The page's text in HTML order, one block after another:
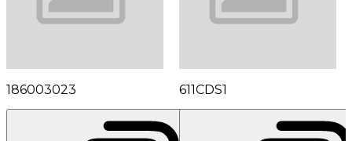
186003023 611CDS1